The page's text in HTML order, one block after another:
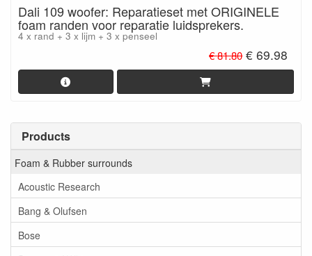
Products
Foam & Rubber surrounds
Acoustic Research
Bang & Olufsen
Bose
Dali 109 woofer: Reparatieset met ORIGINELE
foam randen voor reparatie luidsprekers.
4 x rand + 3 x lijm + 3 x penseel
€ 81.80 € 69.98